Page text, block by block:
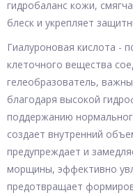
гидробаланс кожи,
блеск и укрепляет
Гиалуроновая кислота -
клеточного вещества
гелеобразователь,
благодаря высокой
поддержанию
создает внутренний
предупреждает и
морщины, эффективно
предотвращает